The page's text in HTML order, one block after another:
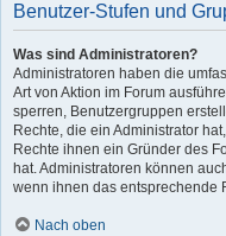
Benutzer-Stufen und
Was sind Administratoren?
Administratoren haben die
Art von Aktion im Forum
sperren, Benutzergruppen
Rechte, die ein Administrator
Rechte ihnen ein Gründer des
hat. Administratoren können
wenn ihnen das entsprechende
Nach oben